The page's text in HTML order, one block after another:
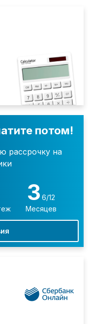
потом!
рассрочку на
3 6/12
Месяцев